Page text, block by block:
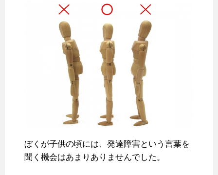
ぼくが子供の頃には、発達障害という言葉を
聞く機会はあまりありませんでした。